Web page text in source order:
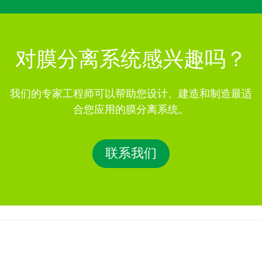
对膜分离系统感兴趣吗？
我们的专家工程师可以帮助您设计、建造和制造最适
合您应用的膜分离系统。
联系我们